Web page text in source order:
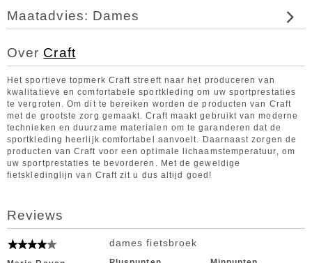
Maatadvies: Dames
Over Craft
Het sportieve topmerk Craft streeft naar het produceren van
kwalitatieve en comfortabele sportkleding om uw sportprestaties
te vergroten. Om dit te bereiken worden de producten van Craft
met de grootste zorg gemaakt. Craft maakt gebruikt van moderne
technieken en duurzame materialen om te garanderen dat de
sportkleding heerlijk comfortabel aanvoelt. Daarnaast zorgen de
producten van Craft voor een optimale lichaamstemperatuur, om
uw sportprestaties te bevorderen. Met de geweldige
fietskledinglijn van Craft zit u dus altijd goed!
Reviews
dames fietsbroek